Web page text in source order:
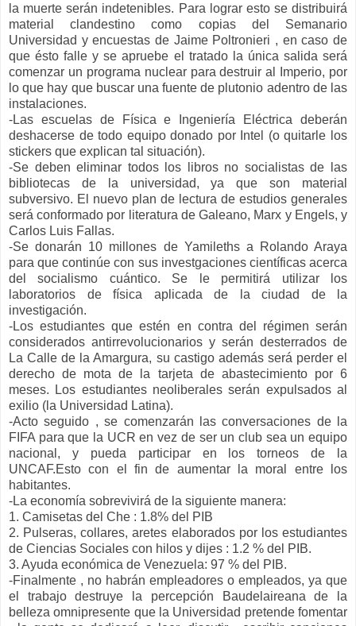
la muerte serán indetenibles. Para lograr esto se distribuirá
material clandestino como copias del Semanario
Universidad y encuestas de Jaime Poltronieri , en caso de
que ésto falle y se apruebe el tratado la única salida será
comenzar un programa nuclear para destruir al Imperio, por
lo que hay que buscar una fuente de plutonio adentro de las
instalaciones.
-Las escuelas de Física e Ingeniería Eléctrica deberán
deshacerse de todo equipo donado por Intel (o quitarle los
stickers que explican tal situación).
-Se deben eliminar todos los libros no socialistas de las
bibliotecas de la universidad, ya que son material
subversivo. El nuevo plan de lectura de estudios generales
será conformado por literatura de Galeano, Marx y Engels, y
Carlos Luis Fallas.
-Se donarán 10 millones de Yamileths a Rolando Araya
para que continúe con sus investgaciones científicas acerca
del socialismo cuántico. Se le permitirá utilizar los
laboratorios de física aplicada de la ciudad de la
investigación.
-Los estudiantes que estén en contra del régimen serán
considerados antirrevolucionarios y serán desterrados de
La Calle de la Amargura, su castigo además será perder el
derecho de mota de la tarjeta de abastecimiento por 6
meses. Los estudiantes neoliberales serán expulsados al
exilio (la Universidad Latina).
-Acto seguido , se comenzarán las conversaciones de la
FIFA para que la UCR en vez de ser un club sea un equipo
nacional, y pueda participar en los torneos de la
UNCAF.Esto con el fin de aumentar la moral entre los
habitantes.
-La economía sobrevivirá de la siguiente manera:
1. Camisetas del Che : 1.8% del PIB
2. Pulseras, collares, aretes elaborados por los estudiantes
de Ciencias Sociales con hilos y dijes : 1.2 % del PIB.
3. Ayuda económica de Venezuela: 97 % del PIB.
-Finalmente , no habrán empleadores o empleados, ya que
el trabajo destruye la percepción Baudelaireana de la
belleza omnipresente que la Universidad pretende fomentar